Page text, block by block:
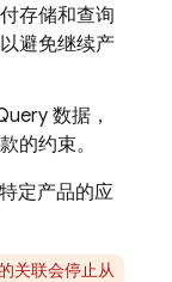
存储和查询
避免继续产
数据，
的约束。
定产品的应
关联会停止从